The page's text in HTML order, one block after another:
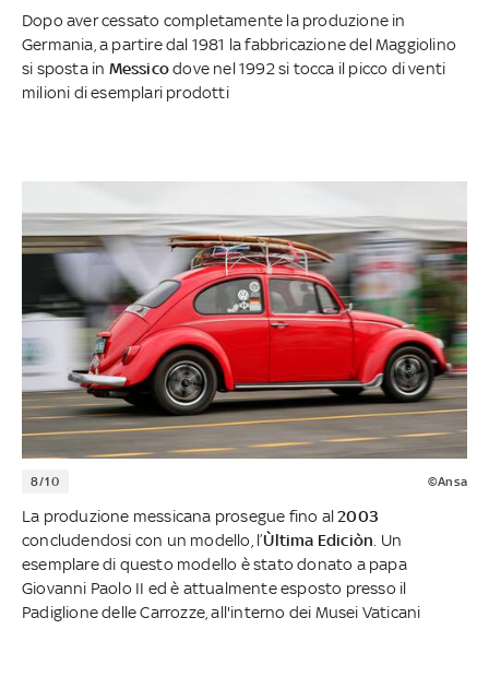
Dopo aver cessato completamente la produzione in
Germania, a partire dal 1981 la fabbricazione del Maggiolino
si sposta in Messicodove nel 1992 si tocca il picco di venti
milioni di esemplari prodotti
8/10 ©Ansa
La produzione messicana prosegue fino al2003
concludendosi con un modello, l’Ùltima Ediciòn. Un
esemplare di questo modello è stato donato a papa
Giovanni Paolo II ed è attualmente esposto presso il
Padiglione delle Carrozze, all'interno dei Musei Vaticani